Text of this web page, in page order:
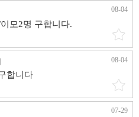
모2명 구합니다.
08-04
합니다
08-04
07-29